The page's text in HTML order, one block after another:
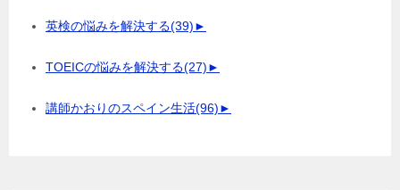
英検の悩みを解決する(39)►
TOEICの悩みを解決する(27)►
講師かおりのスペイン生活(96)►